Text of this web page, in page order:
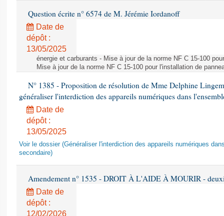
Question écrite n° 6574 de M. Jérémie Iordanoff
Date de
dépôt :
13/05/2025
énergie et carburants - Mise à jour de la norme NF C 15-100
Mise à jour de la norme NF C 15-100 pour l'installation de
N° 1385 - Proposition de résolution de Mme Delphine
généraliser l'interdiction des appareils numériques dans
Date de
dépôt :
13/05/2025
Voir le dossier (Généraliser l'interdiction des appareils numériques
secondaire)
Amendement n° 1535 - DROIT À L'AIDE À MOURIR -
Date de
dépôt :
12/02/2026